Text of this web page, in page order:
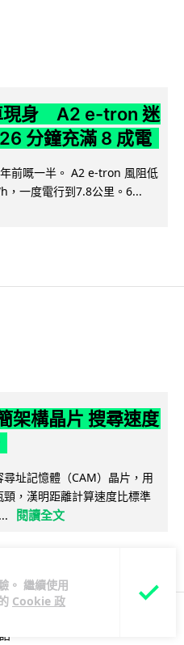
。 繼續使用
Cookie 政
現身 A2 e-tron 迷
分鐘充滿 8 成電
前嘅一半。 A2 e-tron 風阻低
，一度電行到7.8公里。6...
架構晶片 搜尋速度
址記憶體（CAM）晶片，用
，漢明距離計算速度比標準
閱讀全文